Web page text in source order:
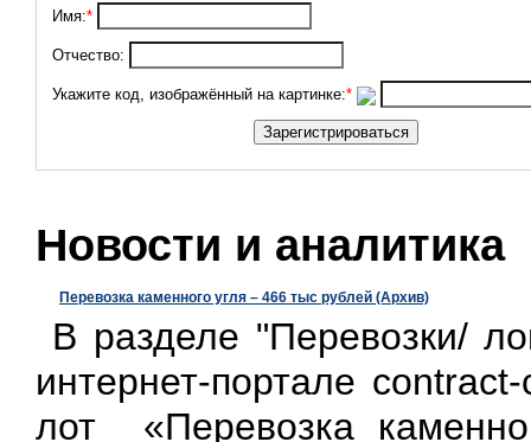
Имя:*
Отчество:
Укажите код, изображённый на картинке:*
Новости и аналитика
Перевозка каменного угля – 466 тыс рублей (Архив)
В разделе "Перевозки/
интернет-портале
лот «Перевозка